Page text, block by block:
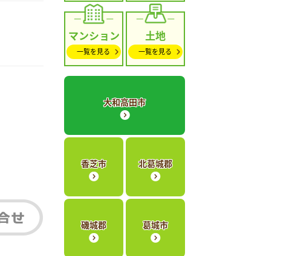
マンション
一覧を見る
土地
一覧を見る
大和高田市
香芝市 北葛城郡
磯城郡 葛城市